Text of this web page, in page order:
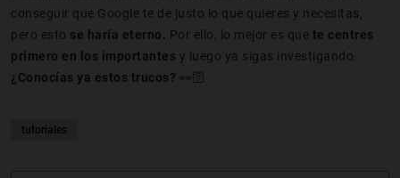
conseguir que Google te de justo lo que quieres y necesitas,
pero esto se haría eterno. Por ello, lo mejor es que te centres
primero en los importantes y luego ya sigas investigando.
¿Conocías ya estos trucos? 👀🛜
tutoriales